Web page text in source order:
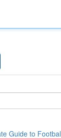
Guide to